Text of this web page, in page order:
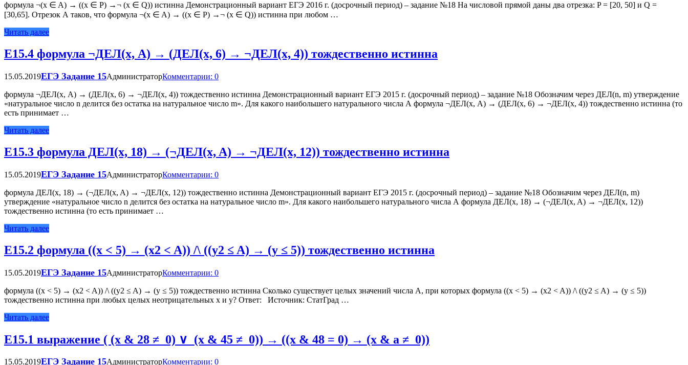
формула ¬(x ∈ A) → ((x ∈ P) →¬ (x ∈ Q)) истинна Демонстрационный вариант ЕГЭ 2016 г. (досрочный период) – задание №18 На числовой прямой даны два отрезка: P = [20, 50] и Q =
[30,65]. Отрезок A таков, что формула ¬(x ∈ A) → ((x ∈ P) →¬ (x ∈ Q)) истинна при любом …
Читать далее
Е15.4 формула ¬ДЕЛ(x, А) → (ДЕЛ(x, 6) → ¬ДЕЛ(x, 4)) тождественно истинна
15.05.2019ЕГЭ Задание 15АдминистраторКомментарии: 0
формула ¬ДЕЛ(x, А) → (ДЕЛ(x, 6) → ¬ДЕЛ(x, 4)) тождественно истинна Демонстрационный вариант ЕГЭ 2015 г. (досрочный период) – задание №18 Обозначим через ДЕЛ(n, m) утверждение
«натуральное число n делится без остатка на натуральное число m». Для какого наибольшего натурального числа А формула ¬ДЕЛ(x, А) → (ДЕЛ(x, 6) → ¬ДЕЛ(x, 4)) тождественно истинна (то
есть принимает …
Читать далее
Е15.3 формула ДЕЛ(x, 18) → (¬ДЕЛ(x, A) → ¬ДЕЛ(x, 12)) тождественно истинна
15.05.2019ЕГЭ Задание 15АдминистраторКомментарии: 0
формула ДЕЛ(x, 18) → (¬ДЕЛ(x, A) → ¬ДЕЛ(x, 12)) тождественно истинна Демонстрационный вариант ЕГЭ 2015 г. (досрочный период) – задание №18 Обозначим через ДЕЛ(n, m)
утверждение «натуральное число n делится без остатка на натуральное число m». Для какого наибольшего натурального числа А формула ДЕЛ(x, 18) → (¬ДЕЛ(x, A) → ¬ДЕЛ(x, 12))
тождественно истинна (то есть принимает …
Читать далее
Е15.2 формула ((x < 5) → (x2 < A)) /\ ((y2 ≤ A) → (y ≤ 5)) тождественно истинна
15.05.2019ЕГЭ Задание 15АдминистраторКомментарии: 0
формула ((x < 5) → (x2 < A)) /\ ((y2 ≤ A) → (y ≤ 5)) тождественно истинна Сколько существует целых значений числа A, при которых формула ((x < 5) → (x2 < A)) /\ ((y2 ≤ A) → (y ≤ 5))
тождественно истинна при любых целых неотрицательных x и y? Ответ: Источник: СтатГрад …
Читать далее
Е15.1 выражение ( (x & 28 ≠ 0) ∨ (x & 45 ≠ 0)) → ((x & 48 = 0) → (x & a ≠ 0))
15.05.2019ЕГЭ Задание 15АдминистраторКомментарии: 0